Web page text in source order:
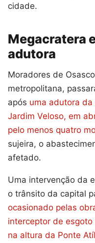
cidade.
Megacratera
adutora
Moradores de
metropolitana,
após uma adutora da
Jardim Veloso, em
pelo menos quatro
sujeira, o
afetado.
Uma intervenção da
o trânsito da capital
ocasionado pelas
interceptor de
na altura da Ponte